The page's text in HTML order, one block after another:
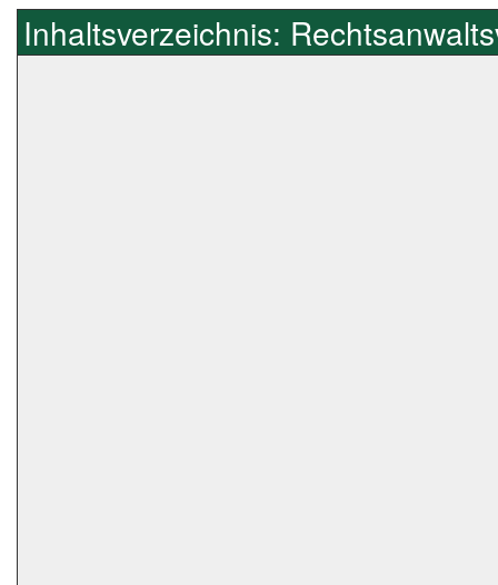
Inhaltsverzeichnis: